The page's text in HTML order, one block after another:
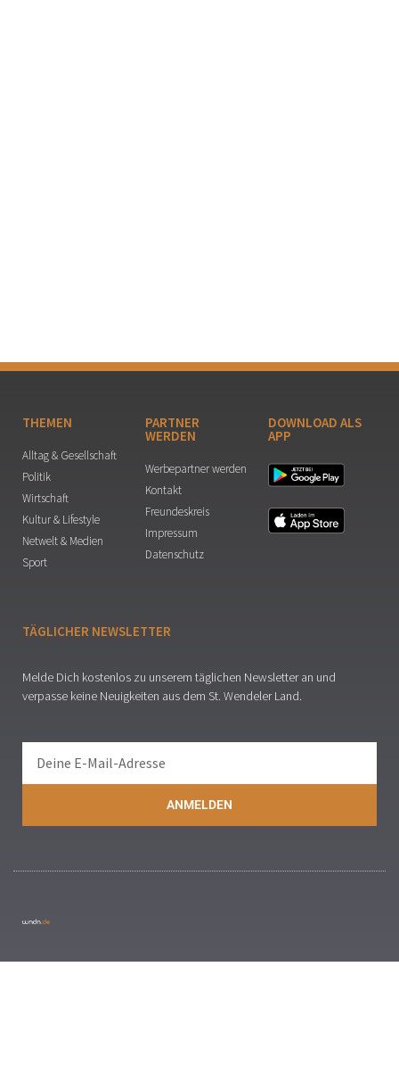
THEMEN
Alltag & Gesellschaft
Politik
Wirtschaft
Kultur & Lifestyle
Netwelt & Medien
Sport
PARTNER
WERDEN
Werbepartner werden
Kontakt
Freundeskreis
Impressum
Datenschutz
DOWNLOAD ALS
APP
TÄGLICHER NEWSLETTER
Melde Dich kostenlos zu unserem täglichen Newsletter an und
verpasse keine Neuigkeiten aus dem St. Wendeler Land.
ANMELDEN